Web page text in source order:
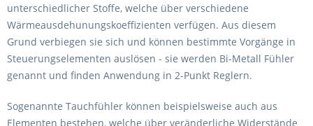
unterschiedlicher Stoffe, welche über verschiedene
Wärmeausdehunungskoeffizienten verfügen. Aus diesem
Grund verbiegen sie sich und können bestimmte Vorgänge in
Steuerungselementen auslösen - sie werden Bi-Metall Fühler
genannt und finden Anwendung in 2-Punkt Reglern.
Sogenannte Tauchfühler können beispielsweise auch aus
Elementen bestehen, welche über veränderliche Widerstände